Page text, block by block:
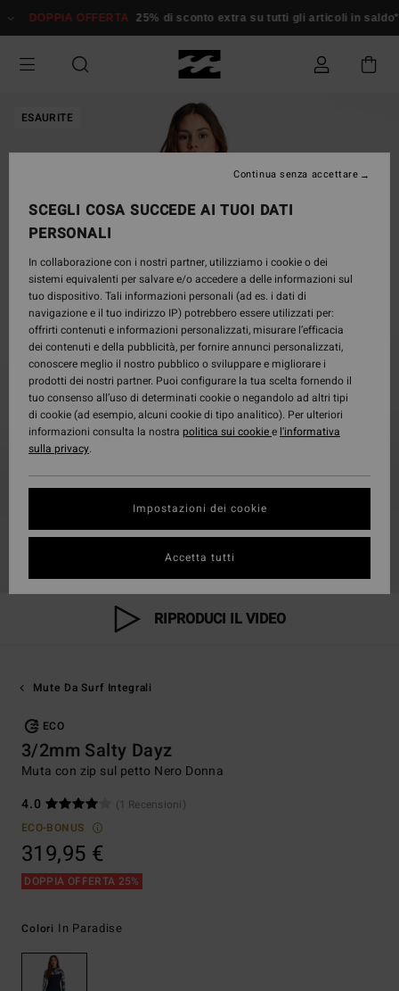
alle
prodotto
DOPPIA OFFERTA 25% di sconto extra su tutti gli articoli in saldo*
ESAURITE
RIPRODUCI IL VIDEO
Mute Da Surf Integrali
ECO
3/2mm Salty Dayz
Muta con zip sul petto Nero Donna
4.0
(1 Recensioni)
ECO-BONUS
319,95 €
DOPPIA OFFERTA 25%
Colori In Paradise
SCEGLI COSA SUCCEDE AI TUOI DATI
PERSONALI
In collaborazione con i nostri partner, utilizziamo i cookie o dei
sistemi equivalenti per salvare e/o accedere a delle informazioni sul
tuo dispositivo. Tali informazioni personali (ad es. i dati di
navigazione e il tuo indirizzo IP) potrebbero essere utilizzati per:
offrirti contenuti e informazioni personalizzati, misurare l’efficacia
dei contenuti e della pubblicità, per fornire annunci personalizzati,
conoscere meglio il nostro pubblico o sviluppare e migliorare i
prodotti dei nostri partner. Puoi configurare la tua scelta fornendo il
tuo consenso all’uso di determinati cookie o negandolo ad altri tipi
di cookie (ad esempio, alcuni cookie di tipo analitico). Per ulteriori
informazioni consulta la nostra politica sui cookiee l'informativa
sulla privacy.
Impostazioni dei cookie
Continua senza accettare
Accetta tutti